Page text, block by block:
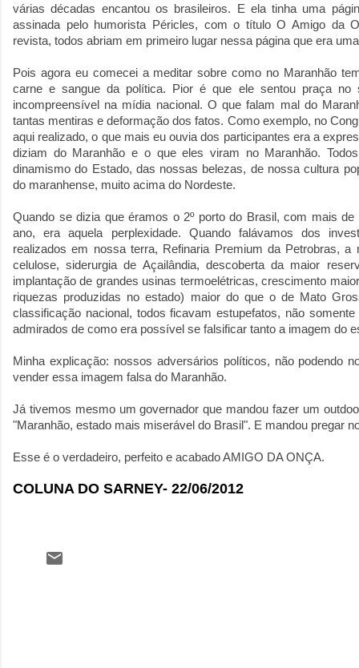
várias décadas encantou os brasileiros. E ela tinha uma
assinada pelo humorista Péricles, com o título O Amigo da
revista, todos abriam em primeiro lugar nessa página que era
Pois agora eu comecei a meditar sobre como no Maranhão
carne e sangue da política. Pior é que ele sentou praça no
incompreensível na mídia nacional. O que falam mal do
tantas mentiras e deformação dos fatos. Como exemplo, no
aqui realizado, o que mais eu ouvia dos participantes era a
diziam do Maranhão e o que eles viram no Maranhão.
dinamismo do Estado, das nossas belezas, de nossa cultura
do maranhense, muito acima do Nordeste.
Quando se dizia que éramos o 2º porto do Brasil, com mais
ano, era aquela perplexidade. Quando falávamos dos
realizados em nossa terra, Refinaria Premium da Petrobras, a
celulose, siderurgia de Açailândia, descoberta da maior
implantação de grandes usinas termoelétricas, crescimento
riquezas produzidas no estado) maior do que o de Mato
classificação nacional, todos ficavam estupefatos, não
admirados de como era possível se falsificar tanto a imagem do
Minha explicação: nossos adversários políticos, não podendo
vender essa imagem falsa do Maranhão.
Já tivemos mesmo um governador que mandou fazer um
"Maranhão, estado mais miserável do Brasil". E mandou pregar
Esse é o verdadeiro, perfeito e acabado AMIGO DA ONÇA.
COLUNA DO SARNEY- 22/06/2012